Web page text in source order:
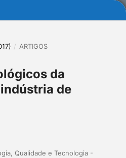
/ ARTIGOS
da
de
Qualidade e Tecnologia -